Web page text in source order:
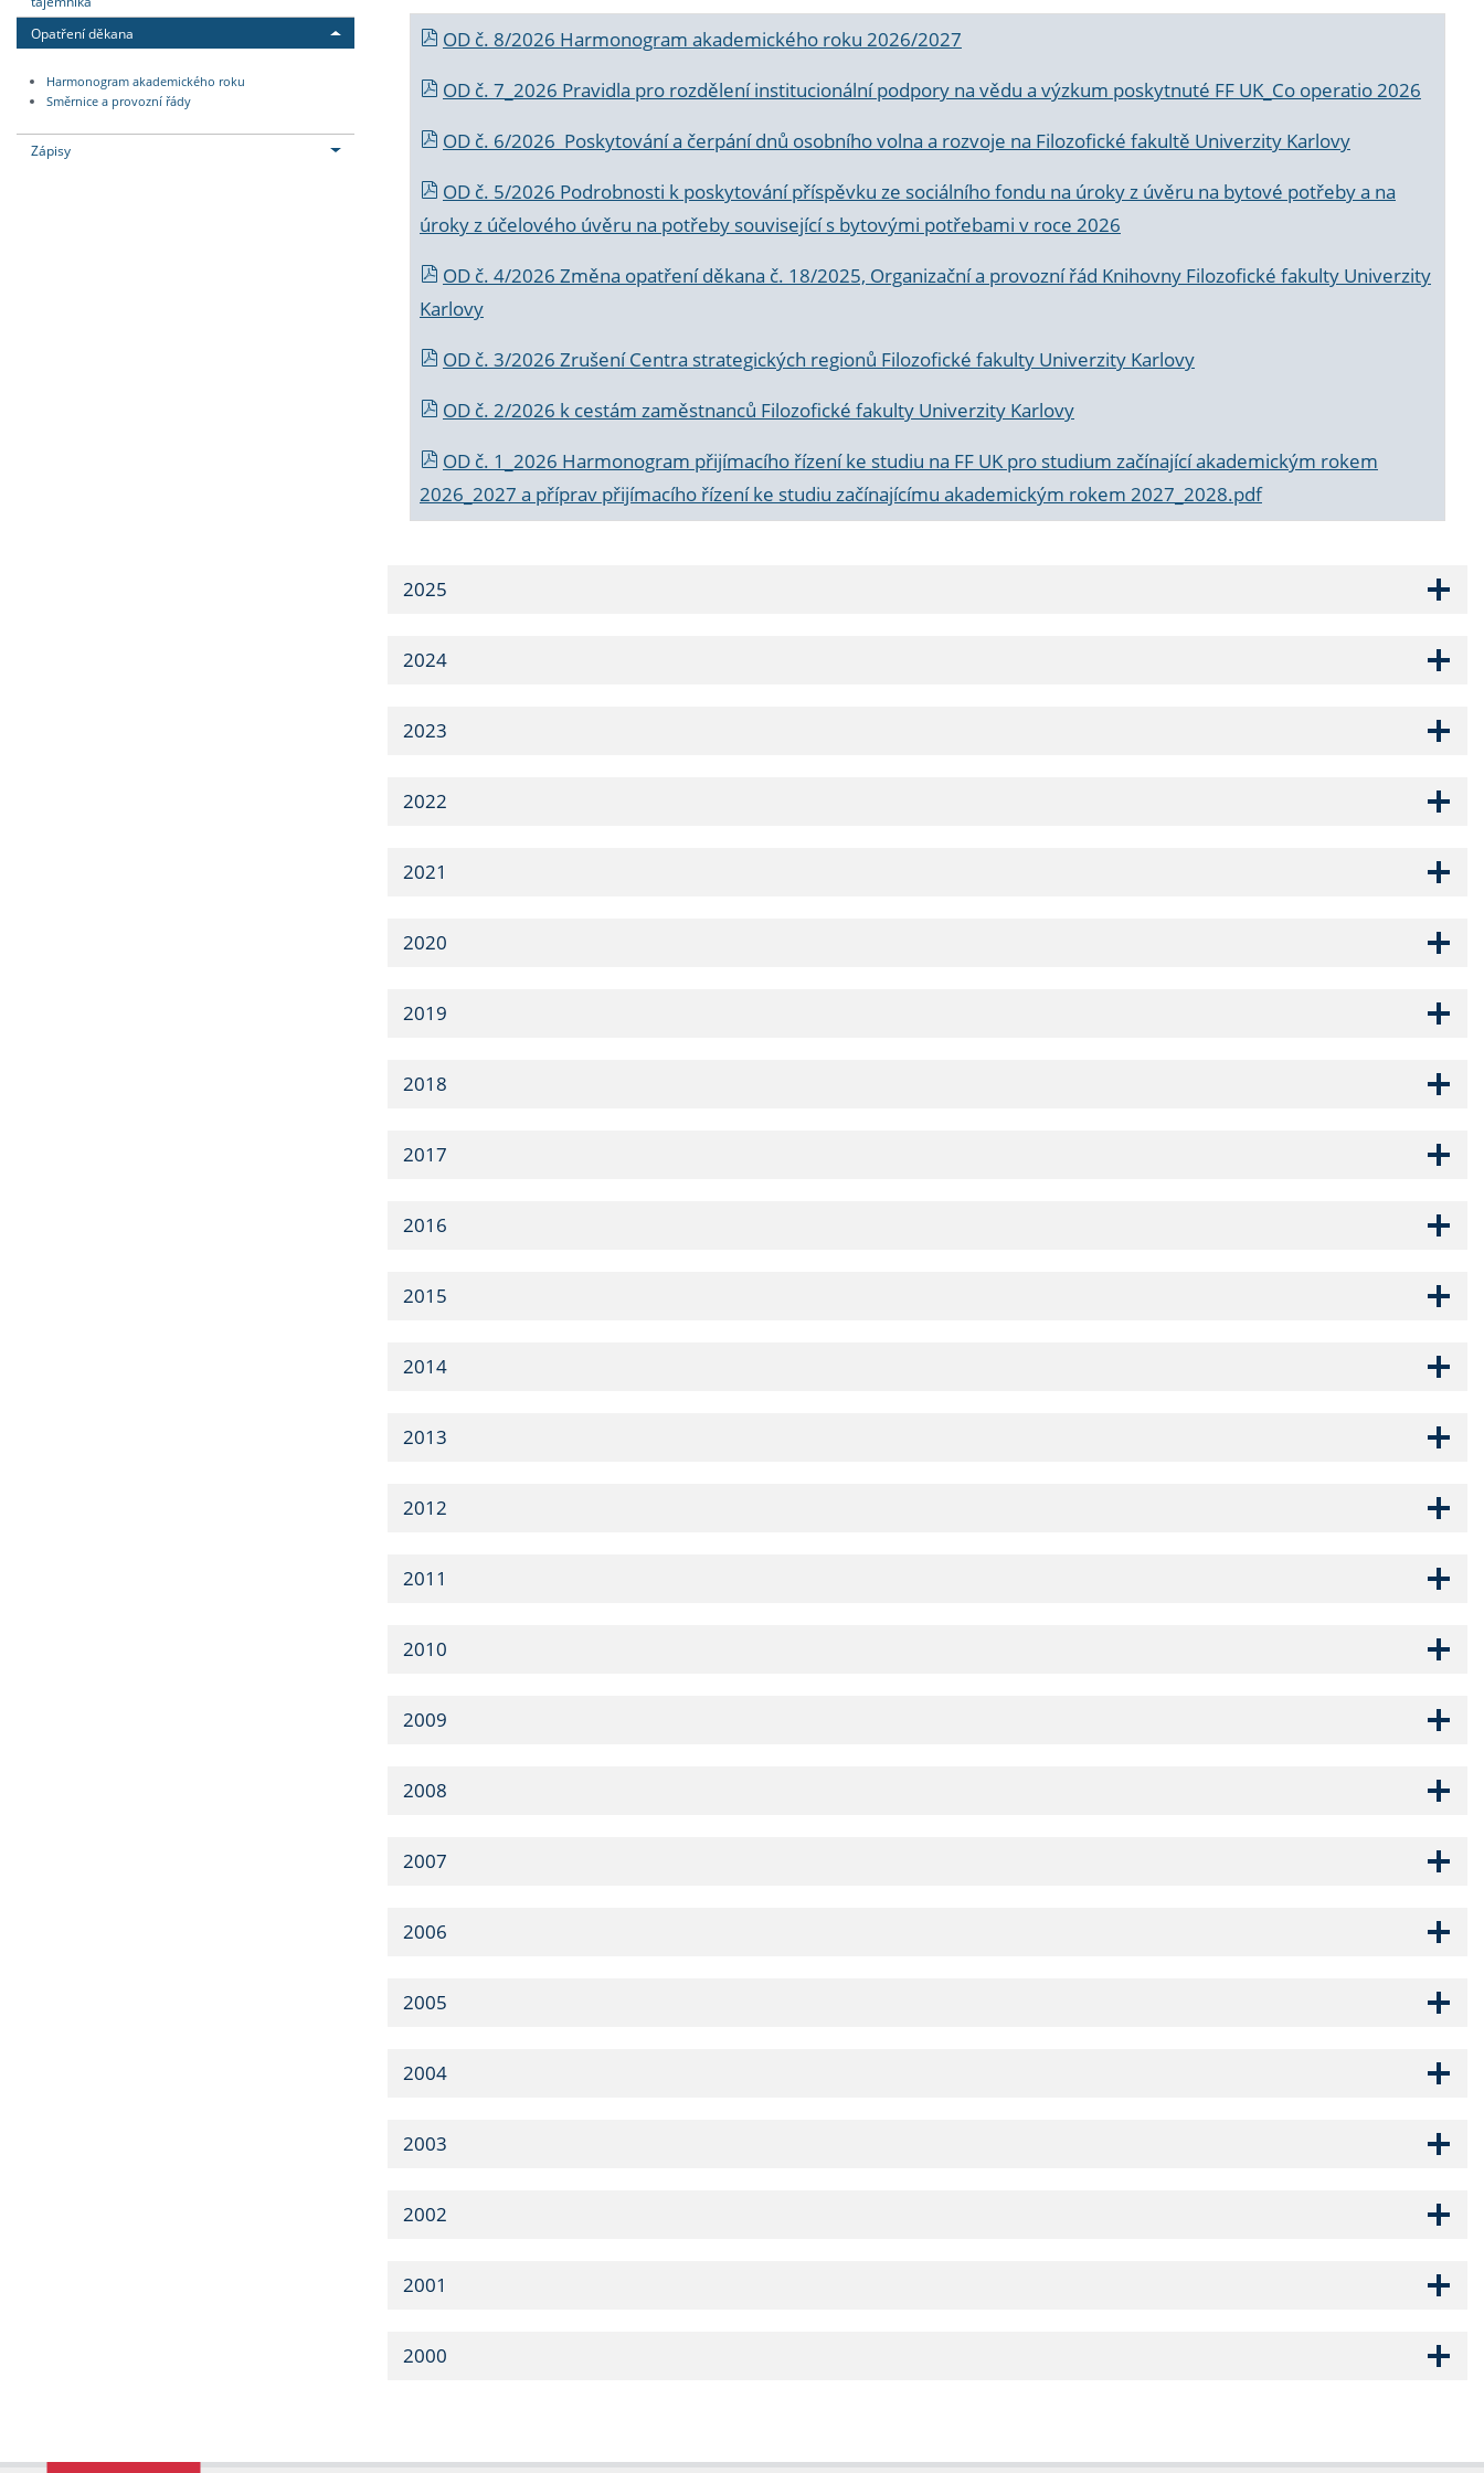
Opatření děkana
Harmonogram akademického roku
Směrnice a provozní řády
Zápisy
OD č. 8/2026 Harmonogram akademického roku 2026/2027
OD č. 7_2026 Pravidla pro rozdělení institucionální podpory na vědu a výzkum poskytnuté FF UK_Co operatio 2026
OD č. 6/2026 Poskytování a čerpání dnů osobního volna a rozvoje na Filozofické fakultě Univerzity Karlovy
OD č. 5/2026 Podrobnosti k poskytování příspěvku ze sociálního fondu na úroky z úvěru na bytové potřeby a na
úroky z účelového úvěru na potřeby související s bytovými potřebami v roce 2026
OD č. 4/2026 Změna opatření děkana č. 18/2025, Organizační a provozní řád Knihovny Filozofické fakulty Univerzity
Karlovy
OD č. 3/2026 Zrušení Centra strategických regionů Filozofické fakulty Univerzity Karlovy
OD č. 2/2026 k cestám zaměstnanců Filozofické fakulty Univerzity Karlovy
OD č. 1_2026 Harmonogram přijímacího řízení ke studiu na FF UK pro studium začínající akademickým rokem
2026_2027 a příprav přijímacího řízení ke studiu začínajícímu akademickým rokem 2027_2028.pdf
2025
2024
2023
2022
2021
2020
2019
2018
2017
2016
2015
2014
2013
2012
2011
2010
2009
2008
2007
2006
2005
2004
2003
2002
2001
2000